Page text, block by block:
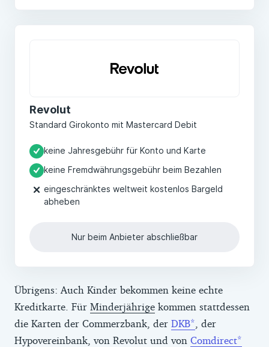
Revolut
Standard Girokonto mit Mastercard Debit
keine Jahresgebühr für Konto und Karte
keine Fremdwährungsgebühr beim Bezahlen
eingeschränktes weltweit kostenlos Bargeld
abheben
Nur beim Anbieter abschließbar
Übrigens: Auch Kinder bekommen keine echte
Kreditkarte. Für Minderjährige kommen stattdessen
die Karten der Commerzbank, der DKB
, der
Hypovereinbank, von Revolut und von Comdirect